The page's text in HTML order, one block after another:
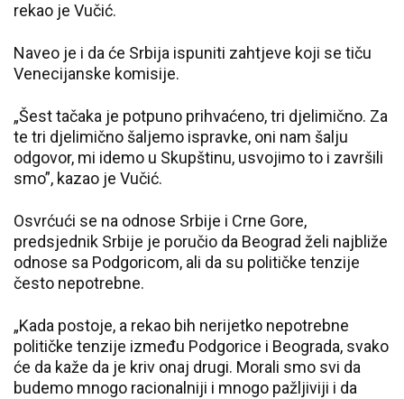
rekao je Vučić.
Naveo je i da će Srbija ispuniti zahtjeve koji se tiču
Venecijanske komisije.
„Šest tačaka je potpuno prihvaćeno, tri djelimično. Za
te tri djelimično šaljemo ispravke, oni nam šalju
odgovor, mi idemo u Skupštinu, usvojimo to i završili
smo”, kazao je Vučić.
Osvrćući se na odnose Srbije i Crne Gore,
predsjednik Srbije je poručio da Beograd želi najbliže
odnose sa Podgoricom, ali da su političke tenzije
često nepotrebne.
„Kada postoje, a rekao bih nerijetko nepotrebne
političke tenzije između Podgorice i Beograda, svako
će da kaže da je kriv onaj drugi. Morali smo svi da
budemo mnogo racionalniji i mnogo pažljiviji i da